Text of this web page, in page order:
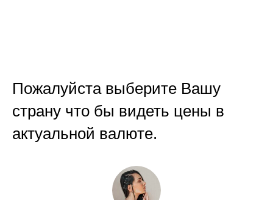
Пожалуйста выберите Вашу
страну что бы видеть цены в
актуальной валюте.